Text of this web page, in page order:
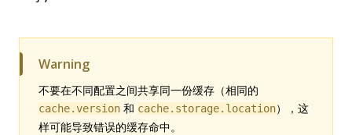
Warning
不要在不同配置之间共享同一份缓存（相同的
cache.version 和 cache.storage.location），这
样可能导致错误的缓存命中。